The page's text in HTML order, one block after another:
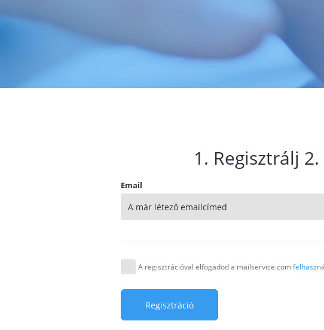
1. Regisztrálj
Email
A regisztrációval elfogadod a mailservice.com
Regisztráció